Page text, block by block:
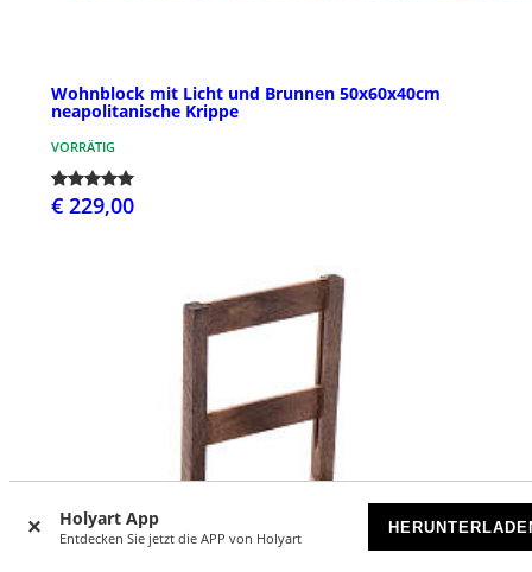
Holyart App
Entdecken Sie jetzt die APP von Holyart
Wohnblock mit Licht und Brunnen 50x60x40cm
neapolitanische Krippe
VORRÄTIG
€ 229,00